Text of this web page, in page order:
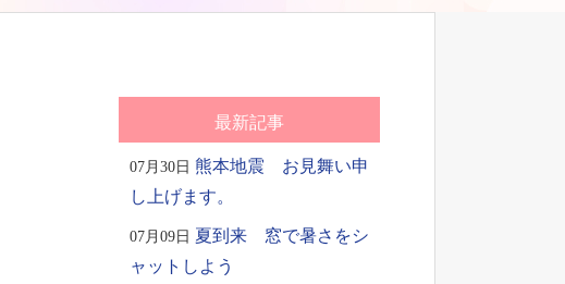
最新記事
07月30日 熊本地震 お見舞い申
し上げます。
07月09日 夏到来 窓で暑さをシ
ャットしよう